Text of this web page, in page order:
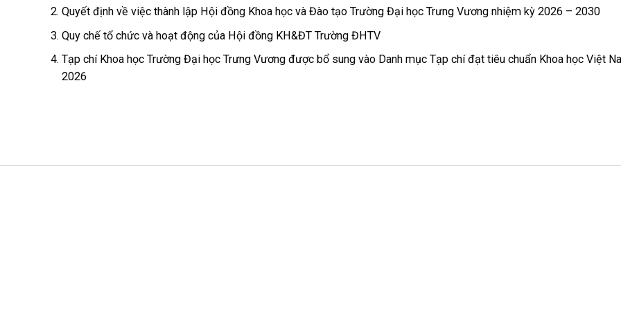
Quyết định về việc thành lập Hội đồng Khoa học và Đào tạo Trường Đại học Trưng Vương nhiệm kỳ 2026 – 2030
Quy chế tổ chức và hoạt động của Hội đồng KH&ĐT Trường ĐHTV
Tạp chí Khoa học Trường Đại học Trưng Vương được bổ sung vào Danh mục Tạp chí đạt tiêu chuẩn Khoa học Việt
2026